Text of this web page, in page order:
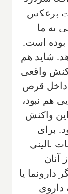
برعکس
به ما
بوده است.
شاید هم
واقعی
داخل قرص
هم نبود،
واکنش
می‌شود. برای
بالینی
آنان
یا
داروی